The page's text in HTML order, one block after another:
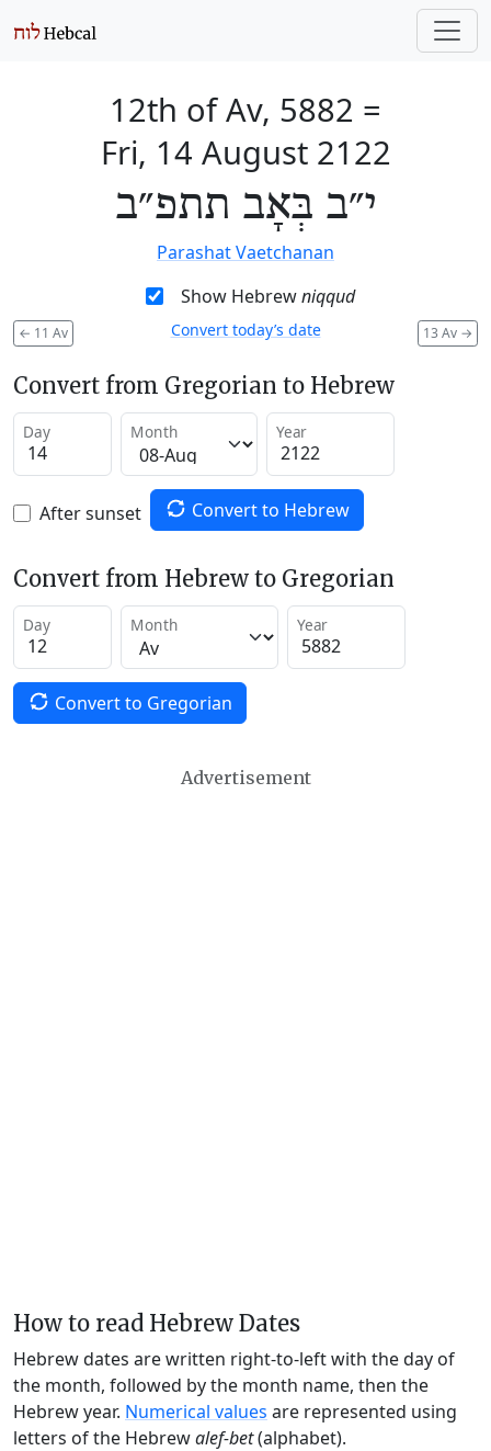
12th of Av, 5882 =
Fri, 14 August 2122
י״ב בְּאָב תתפ״ב
Parashat Vaetchanan
Show Hebrewniqqud
← 11 Av 13 Av →
Convert today’s date
Convert from Gregorian to Hebrew
Day Month Year
After sunset Convert to Hebrew
Convert from Hebrew to Gregorian
Day Month Year
Convert to Gregorian
Advertisement
How to read Hebrew Dates
Hebrew dates are written right-to-left with the day of
the month, followed by the month name, then the
Hebrew year. Numerical values are represented using
letters of the Hebrewalef-bet(alphabet).